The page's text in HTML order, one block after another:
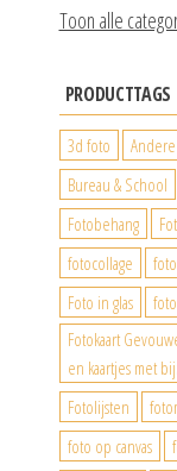
Toon alle
PRODUCTTAGS
3d foto Andere
Bureau & School
Fotobehang
fotocollage
Foto in glas
Fotokaart
en kaartjes met
Fotolijsten
foto op canvas